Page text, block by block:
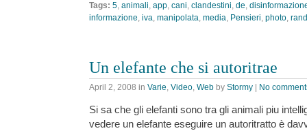
Tags: 5, animali, app, cani, clandestini, de,
informazione, iva, manipolata, media, Pensieri, photo,
Un elefante che si autoritrae
April 2, 2008 in Varie, Video, Web by Stormy No
Si sa che gli elefanti sono tra gli animali piu
vedere un elefante eseguire un autoritratto è